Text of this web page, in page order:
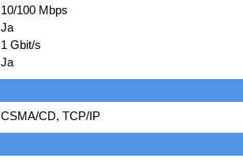
10/100 Mbps
Ja
1 Gbit/s
Ja
CSMA/CD, TCP/IP